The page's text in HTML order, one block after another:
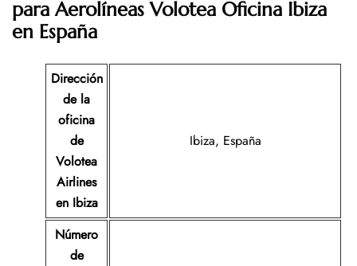
para Aerolíneas Volotea Oficina Ibiza
en España
Dirección
de la
oficina
de
Volotea
Airlines
en Ibiza
Ibiza, España
Número
de